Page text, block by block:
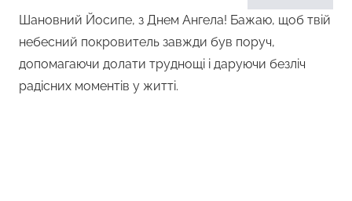
Шановний Йосипе, з Днем Ангела! Бажаю, щоб твій
небесний покровитель завжди був поруч,
допомагаючи долати труднощі і даруючи безліч
радісних моментів у житті.